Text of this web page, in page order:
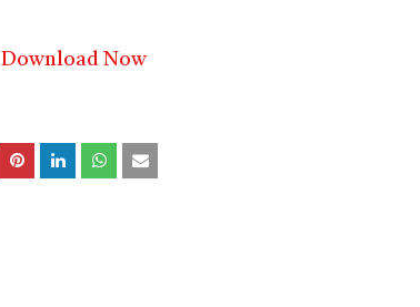
Download Now